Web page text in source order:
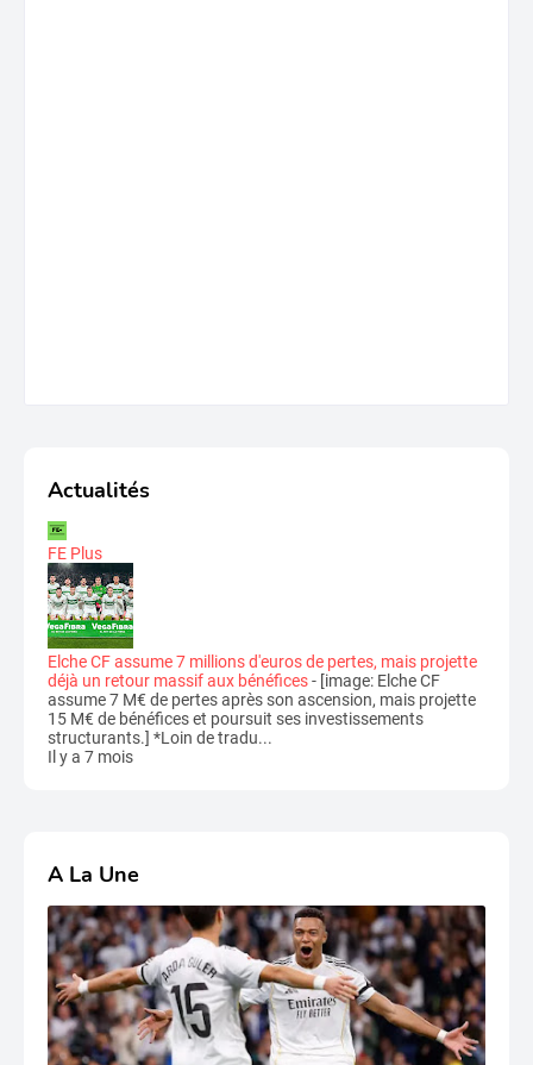
Actualités
FE Plus
Elche CF assume 7 millions d'euros de pertes, mais projette
déjà un retour massif aux bénéfices- [image: Elche CF
assume 7 M€ de pertes après son ascension, mais projette
15 M€ de bénéfices et poursuit ses investissements
structurants.] *Loin de tradu...
Il y a 7 mois
A La Une